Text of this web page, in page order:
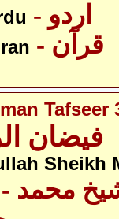
- اردو
- قرآن
Tafseer
فیضان
Sheikh
- آیت اللہ شیخ محمد